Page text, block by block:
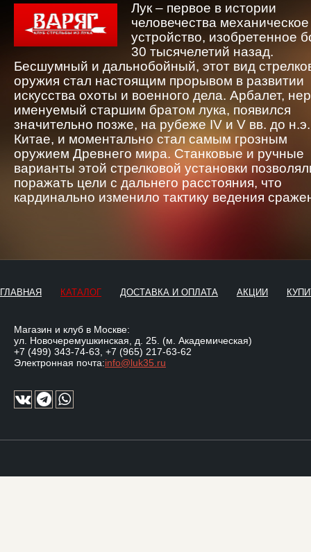
Лук – первое в истории
человечества механическое
устройство, изобретенное
30 тысячелетий назад.
Бесшумный и дальнобойный, этот вид
оружия стал настоящим прорывом в развитии
искусства охоты и военного дела. Арбалет,
именуемый старшим братом лука, появился
значительно позже, на рубеже IV и V вв. до
Китае, и моментально стал самым грозным
оружием Древнего мира. Станковые и ручные
варианты этой стрелковой установки
поражать цели с дальнего расстояния, что
кардинально изменило тактику ведения
ГЛАВНАЯ КАТАЛОГ ДОСТАВКА И ОПЛАТА АКЦИИ
Магазин и клуб в Москве:
ул. Новочеремушкинская, д. 25. (м. Академическая)
+7 (499) 343-74-63 +7 (965) 217-63-62
Электронная почта:info@luk35.ru